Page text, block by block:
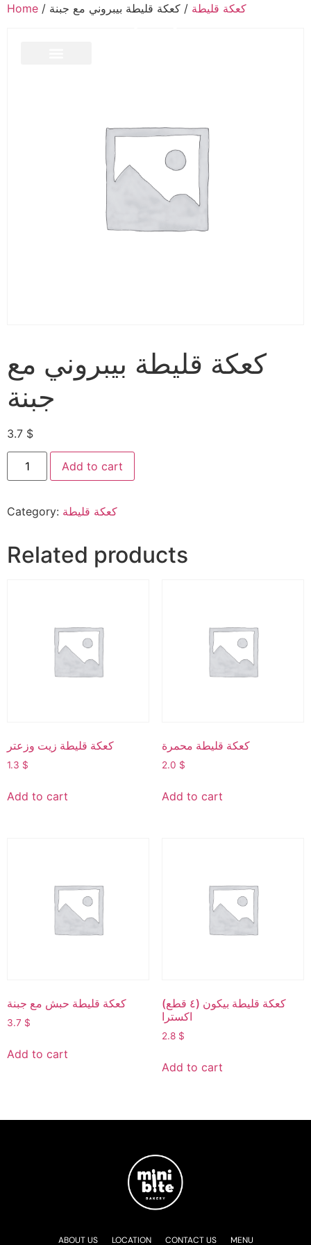
Home / كعكة قليطة / كعكة قليطة بيبروني مع جبنة
كعكة قليطة بيبروني مع
جبنة
3.7 $
Add to cart
Category: كعكة قليطة
Related products
كعكة قليطة زيت وزعتر
1.3 $
Add to cart
كعكة قليطة محمرة
2.0 $
Add to cart
كعكة قليطة حبش مع جبنة
3.7 $
Add to cart
(٤ قطع) كعكة قليطة بيكون
اكسترا
2.8 $
Add to cart
ABOUT US LOCATION CONTACT US MENU